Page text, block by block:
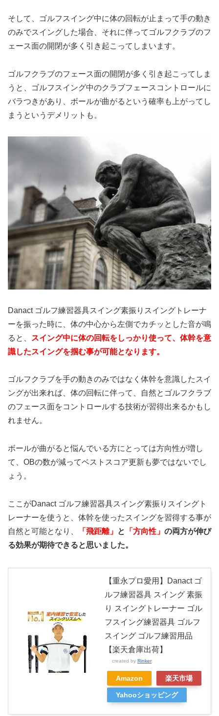
そして、ゴルフスイング中に体の回転が止まって手の動き
のみでスイングした場合、それに伴ってゴルフクラブのフ
ェース面の開閉が多く引き起こってしまいます。
ゴルフクラブのフェース面の開閉が多く引き起こってしま
うと、ゴルフスイング中のクラブフェースコントロールに
バラつきがあり、ボールが曲がるという確率も上がってし
まうというデメリットも。
Danact ゴルフ練習器具スイング素振りスイングトレーナ
ーを振った時に、体の中心から左側でカチッとした音が鳴
ると、
スイング中に体の回転をしっかり使って、体幹を意
識したスイングを掴む事が可能となります。
ゴルフクラブを手の動きのみではなく体幹を意識したスイ
ングが出来れば、体の回転に伴って、自然とゴルフクラブ
のフェース面をコントロールする技術が習得出来るかもし
れません。
ボールが曲がると悩んでいる方にとっては方向性が増し
て、OBの数が減ってベストスコア更新も夢ではないでし
ょう。
ここがDanact ゴルフ練習器具スイング素振りスイングト
レーナーを使うと、体幹を使ったスイングを習得する事が
自然と可能となり、
「飛距離」 と 「方向性」 の両方が伸び
る効果が期待できると思いました。
【重永プロ愛用】Danact ゴ
ルフ練習器具 スイング 素振
り スイングトレーナー ゴル
フスイング練習器具 ゴルフ
スイング ゴルフ練習用品
【楽天倉庫出荷】
created by Rinker
Amazon 楽天市場
Yahooショッピング